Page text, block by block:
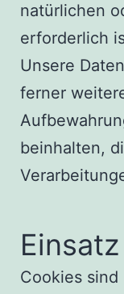
natürlichen
erforderlich
Unsere
ferner
beinhalten,
Cookies